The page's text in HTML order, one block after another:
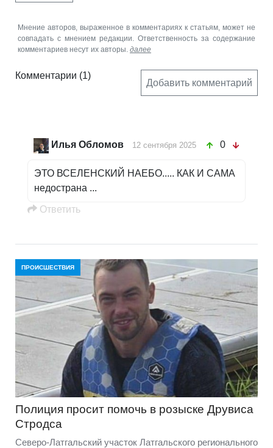
Мнение авторов, выраженное в комментариях к статьям, может не
совпадать с мнением редакции. Ответственность за содержание
комментариев несут их авторы. далее
Комментарии (1)
Добавить комментарий
Илья Обломов 12 сентября 2025 0
ЭТО ВСЕЛЕНСКИЙ НАЕБО..... КАК И САМА
недострана ...
Oтветить
ПРОИСШЕСТВИЯ
Полиция просит помочь в розыске Друвиса
Стродса
Северо-Латгальский участок Латгальского регионального